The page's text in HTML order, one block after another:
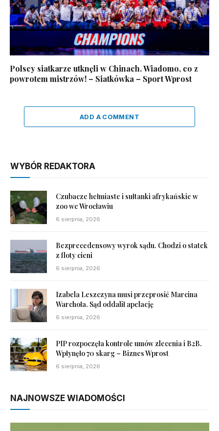
Polscy siatkarze utknęli w Chinach. Wiadomo, co z
powrotem mistrzów! – Siatkówka – Sport Wprost
ADD A COMMENT
WYBÓR REDAKTORA
Czubacze hełmiaste i sułtanki afrykańskie w
zoo we Wrocławiu
6 sierpnia, 2026
Bezprecedensowy wyrok sądu. Chodzi o statek
z floty cieni
6 sierpnia, 2026
Izabela Leszczyna musi przeprosić Marcina
Warchoła. Sąd oddalił apelację
6 sierpnia, 2026
PIP rozpoczęła kontrole umów zlecenia i B2B.
Wpłynęło 70 skarg – Biznes Wprost
6 sierpnia, 2026
NAJNOWSZE WIADOMOŚCI